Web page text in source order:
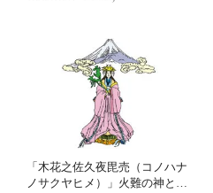
ニ...
「木花之佐久夜毘売（コノハナ
ノサクヤヒメ）」火難の神とし